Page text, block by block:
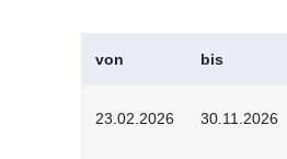
von bis
23.02.2026 30.11.2026